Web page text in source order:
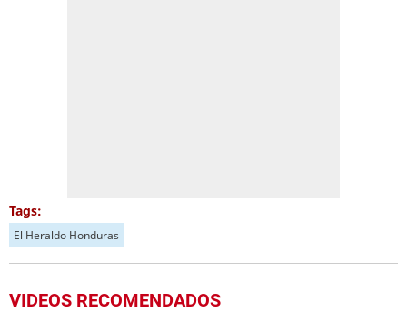
Tags:
El Heraldo Honduras
VIDEOS RECOMENDADOS